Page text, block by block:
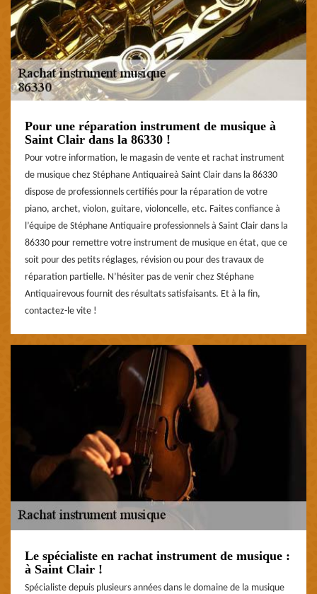
Pour une réparation instrument de musique à
Saint Clair dans la 86330 !
Pour votre information, le magasin de vente et rachat instrument
de musique chez Stéphane Antiquaireà Saint Clair dans la 86330
dispose de professionnels certifiés pour la réparation de votre
piano, archet, violon, guitare, violoncelle, etc. Faites confiance à
l’équipe de Stéphane Antiquaire professionnels à Saint Clair dans la
86330 pour remettre votre instrument de musique en état, que ce
soit pour des petits réglages, révision ou pour des travaux de
réparation partielle. N’hésiter pas de venir chez Stéphane
Antiquairevous fournit des résultats satisfaisants. Et à la fin,
contactez-le vite !
Le spécialiste en rachat instrument de musique :
à Saint Clair !
Spécialiste depuis plusieurs années dans le domaine de la musique